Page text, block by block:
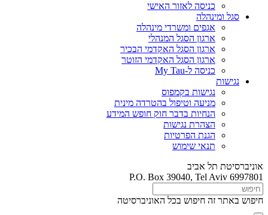
כניסה לאזור האישי
סגל ומינהלה
אגפים ומשרדי מינהלה
ארגון הסגל המנהלי
ארגון הסגל האקדמי הבכיר
ארגון הסגל האקדמי הזוטר
כניסה ל-My Tau
נגישות
נגישות בקמפוס
מניעה וטיפול בהטרדה מינית
הנחיות בדבר חוק חופש המידע
הצהרת נגישות
הגנת הפרטיות
תנאי שימוש
אוניברסיטת תל אביב
P.O. Box 39040, Tel Aviv 6997801
חיפוש באתר זה חיפוש בכל האוניברסיטה